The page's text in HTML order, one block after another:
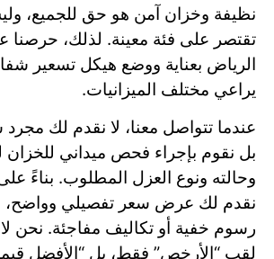
نظيفة وخزان آمن هو حق للجميع،
تقتصر على فئة معينة. لذلك،
الرياض بعناية ووضع هيكل تسعير
يراعي مختلف الميزانيات.
عندما تتواصل معنا، لا نقدم لك
بل نقوم بإجراء فحص ميداني للخزان
وحالته ونوع العزل المطلوب. بناءً على
نقدم لك عرض سعر تفصيلي وواضح،
رسوم خفية أو تكاليف مفاجئة. نحن
لقب “الأرخص” فقط، بل “الأفضل